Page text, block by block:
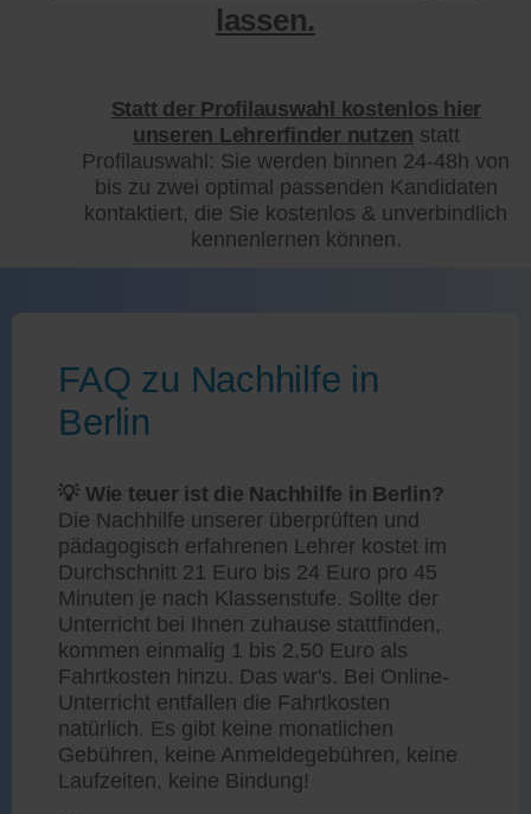
lassen.
Statt der Profilauswahl kostenlos hier
unseren Lehrerfinder nutzen statt
Profilauswahl: Sie werden binnen 24-48h von
bis zu zwei optimal passenden Kandidaten
kontaktiert, die Sie kostenlos & unverbindlich
kennenlernen können.
FAQ zu Nachhilfe in
Berlin
💡 Wie teuer ist die Nachhilfe in Berlin?
Die Nachhilfe unserer überprüften und
pädagogisch erfahrenen Lehrer kostet im
Durchschnitt 21 Euro bis 24 Euro pro 45
Minuten je nach Klassenstufe. Sollte der
Unterricht bei Ihnen zuhause stattfinden,
kommen einmalig 1 bis 2,50 Euro als
Fahrtkosten hinzu. Das war's. Bei Online-
Unterricht entfallen die Fahrtkosten
natürlich. Es gibt keine monatlichen
Gebühren, keine Anmeldegebühren, keine
Laufzeiten, keine Bindung!